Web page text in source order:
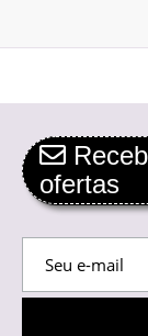
ofertas